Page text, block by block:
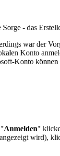
- das
war der
Konto
Konto
Anmelden"
wird),